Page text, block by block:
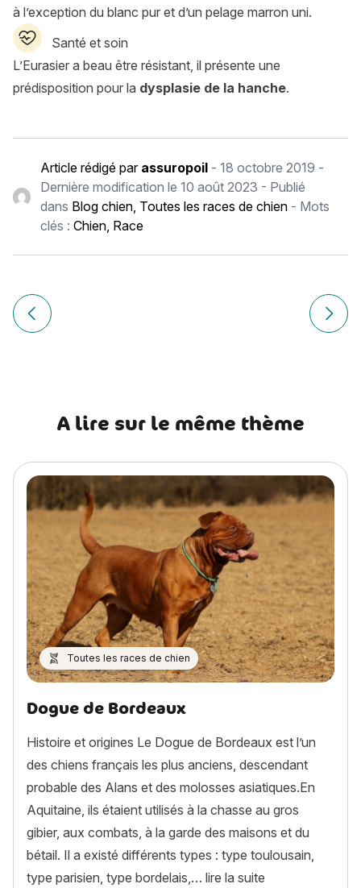
à l’exception du blanc pur et d’un pelage marron uni.
Santé et soin
L’Eurasier a beau être résistant, il présente une
prédisposition pour la dysplasie de la hanche.
Article rédigé par assuropoil -18 octobre 2019 -
Dernière modification le10 août 2023 - Publié
dans Blog chien, Toutes les races de chien - Mots
clés :Chien, Race
Navigation
de
Article précédent Field Spaniel Article
A lire sur le même thème
Toutes les races de chien
Dogue de Bordeaux
Histoire et origines Le Dogue de Bordeaux est l’un
des chiens français les plus anciens, descendant
probable des Alans et des molosses asiatiques.En
Aquitaine, ils étaient utilisés à la chasse au gros
gibier, aux combats, à la garde des maisons et du
bétail. Il a existé différents types : type toulousain,
type parisien, type bordelais,… lire la suite